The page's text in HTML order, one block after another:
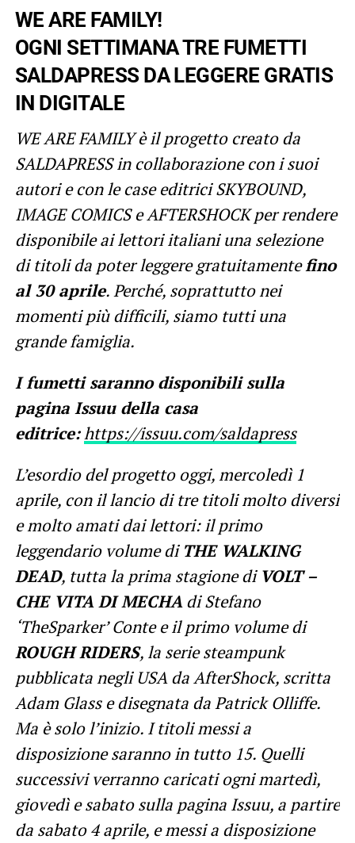
WE ARE FAMILY!
OGNI SETTIMANA TRE FUMETTI
SALDAPRESS DA LEGGERE GRATIS
IN DIGITALE
WE ARE FAMILY è il progetto creato da
SALDAPRESS in collaborazione con i suoi
autori e con le case editrici SKYBOUND,
IMAGE COMICS e AFTERSHOCK per rendere
disponibile ai lettori italiani una selezione
di titoli da poter leggere gratuitamentefino
al 30 aprile. Perché, soprattutto nei
momenti più difficili, siamo tutti una
grande famiglia.
I fumetti saranno disponibili sulla
pagina Issuu della casa
editrice:https://issuu.com/saldapress
L’esordio del progetto oggi, mercoledì 1
aprile, con il lancio di tre titoli molto diversi
e molto amati dai lettori: il primo
leggendario volume di THE WALKING
DEAD, tutta la prima stagione di VOLT –
CHE VITA DI MECHAdi Stefano
‘TheSparker’ Conte e il primo volume di
ROUGH RIDERS, la serie steampunk
pubblicata negli USA da AfterShock, scritta
Adam Glass e disegnata da Patrick Olliffe.
Ma è solo l’inizio. I titoli messi a
disposizione saranno in tutto 15. Quelli
successivi verranno caricati ogni martedì,
giovedì e sabato sulla pagina Issuu, a partire
da sabato 4 aprile, e messi a disposizione